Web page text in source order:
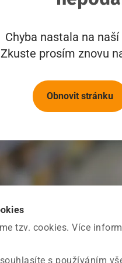
tzv. cookies. Více
s používáním
Chyba nastala na
Zkuste prosím znovu
Obnovit stránku